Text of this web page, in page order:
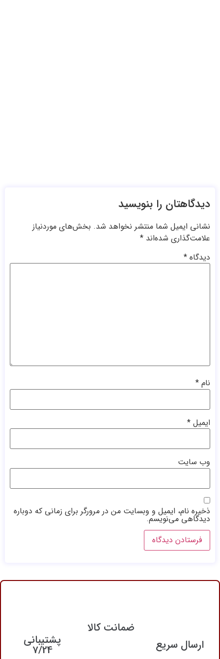
دیدگاهتان را بنویسید
نشانی ایمیل شما منتشر نخواهد شد. بخش‌های موردنیاز
علامت‌گذاری شده‌اند *
دیدگاه *
نام *
ایمیل *
وب‌ سایت
ذخیره نام، ایمیل و وبسایت من در مرورگر برای زمانی که دوباره
دیدگاهی می‌نویسم.
ارسال سریع
ضمانت کالا
پشتیبانی
7/24